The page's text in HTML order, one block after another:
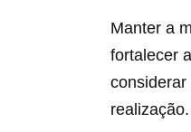
Manter a
fortalecer
realização.